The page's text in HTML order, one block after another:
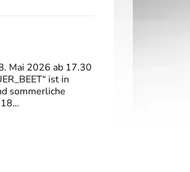
Mai 2026 ab 17.30
ist in
sommerliche